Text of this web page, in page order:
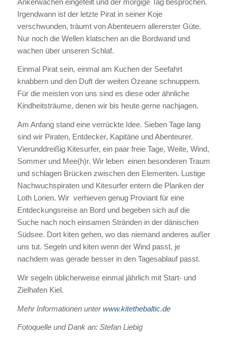
Irgendwann ist der letzte Pirat in seiner Koje
verschwunden, träumt von Abenteuern allererster Güte.
Nur noch die Wellen klatschen an die Bordwand und
wachen über unseren Schlaf.
Einmal Pirat sein, einmal am Kuchen der Seefahrt
knabbern und den Duft der weiten Ozeane schnuppern.
Für die meisten von uns sind es diese oder ähnliche
Kindheitsträume, denen wir bis heute gerne nachjagen.
Am Anfang stand eine verrückte Idee. Sieben Tage lang
sind wir Piraten, Entdecker, Kapitäne und Abenteurer.
Vierunddreißig Kitesurfer, ein paar freie Tage, Weite, Wind,
Sommer und Mee(h)r. Wir leben einen besonderen Traum
und schlagen Brücken zwischen den Elementen. Lustige
Nachwuchspiraten und Kitesurfer entern die Planken der
Loth Lorien. Wir verhieven genug Proviant für eine
Entdeckungsreise an Bord und begeben sich auf die
Suche nach noch einsamen Stränden in der dänischen
Südsee. Dort kiten gehen, wo das niemand anderes außer
uns tut. Segeln und kiten wenn der Wind passt, je
nachdem was gerade besser in den Tagesablauf passt.
Wir segeln üblicherweise einmal jährlich mit Start- und
Zielhafen Kiel.
Mehr Informationen unterwww.kitethebaltic.de
Fotoquelle und Dank an: Stefan Liebig